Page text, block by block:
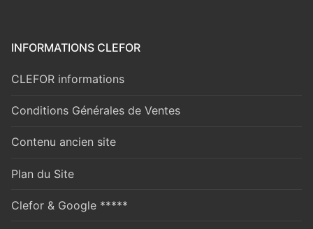
INFORMATIONS CLEFOR
CLEFOR informations
Conditions Générales de Ventes
Contenu ancien site
Plan du Site
Clefor & Google *****